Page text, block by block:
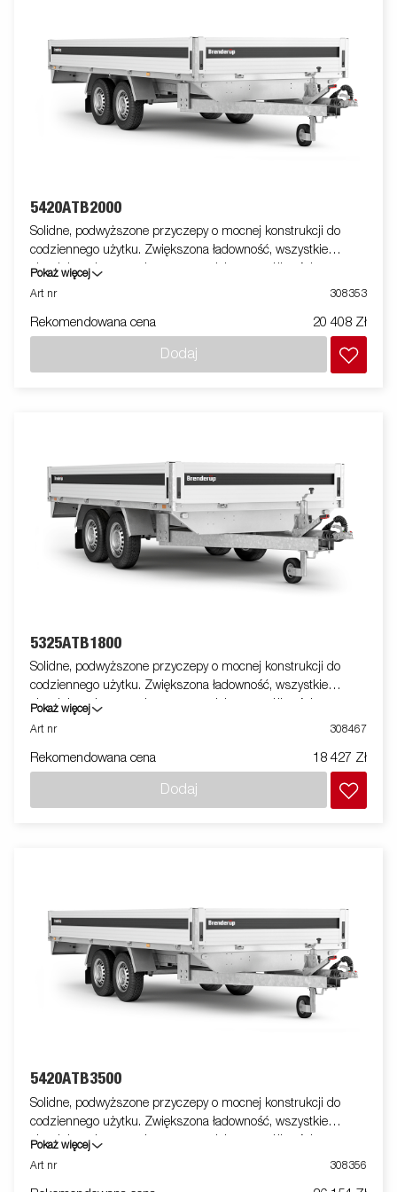
5420ATB2000
Solidne, podwyższone przyczepy o mocnej konstrukcji do
codziennego użytku. Zwiększona ładowność, wszystkie
aluminiowe burty otwierane, co zwiększa możliwości przyczepy
w obszarze zastosowań - może służyć również jako laweta.
profesjonalne zamki. Dostępna szeroka gama akcesoriów.
opcjonalne elementy wyposażenia.
Pokaż więcej
Art nr
308353
Rekomendowana cena 20 408 Zł
Dodaj
5325ATB1800
Solidne, podwyższone przyczepy o mocnej konstrukcji do
codziennego użytku. Zwiększona ładowność, wszystkie
aluminiowe burty otwierane, co zwiększa możliwości przyczepy
w obszarze zastosowań - może służyć również jako laweta.
profesjonalne zamki. Dostępna szeroka gama akcesoriów.
opcjonalne elementy wyposażenia.
Pokaż więcej
Art nr
308467
Rekomendowana cena 18 427 Zł
Dodaj
5420ATB3500
Solidne, podwyższone przyczepy o mocnej konstrukcji do
codziennego użytku. Zwiększona ładowność, wszystkie
aluminiowe burty otwierane, co zwiększa możliwości przyczepy
w obszarze zastosowań - może służyć również jako laweta.
Pokaż więcej
Art nr
308356